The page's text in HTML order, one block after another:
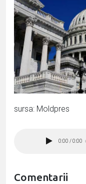
sursa: Moldpres
0:00 /0:00
Comentarii